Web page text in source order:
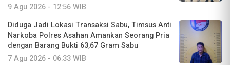
9 Agu 2026 - 12:56 WIB
Diduga Jadi Lokasi Transaksi Sabu, Timsus Anti
Narkoba Polres Asahan Amankan Seorang Pria
dengan Barang Bukti 63,67 Gram Sabu
7 Agu 2026 - 06:33 WIB